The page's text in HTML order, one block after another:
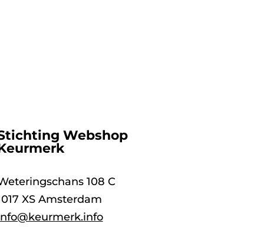
Webshop
108 C
XS Amsterdam